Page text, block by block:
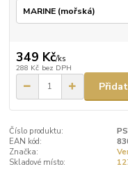
349 Kč/ks
288 Kč bez DPH
Číslo produktu:
EAN kód:
Značka:
Skladové místo: